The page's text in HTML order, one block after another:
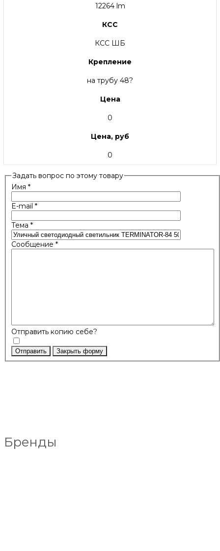
12264 lm
КСС
КСС ШБ
Крепление
на трубу 48?
Цена
0
Цена, руб
0
Задать вопрос по этому товару
Имя *
E-mail *
Тема *
Сообщение *
Отправить копию себе?
Отправить Закрыть форму
Бренды